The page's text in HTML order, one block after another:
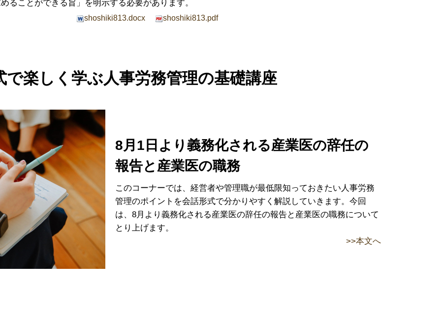
ることができる旨」を明示する必要があります。
shoshiki813.docx shoshiki813.pdf
で楽しく学ぶ人事労務管理の基礎講座
8月1日より義務化される産業医の辞任の
報告と産業医の職務
このコーナーでは、経営者や管理職が最低限知っておきたい人事労務
管理のポイントを会話形式で分かりやすく解説していきます。今回
は、8月より義務化される産業医の辞任の報告と産業医の職務について
とり上げます。
>>本文へ